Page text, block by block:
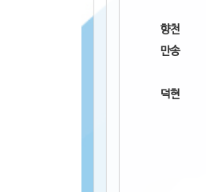
향천
만송
덕현